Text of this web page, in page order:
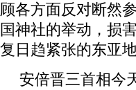
顾各方面反对断然
国神社的举动，损
复日趋紧张的东亚
安倍晋三首相今